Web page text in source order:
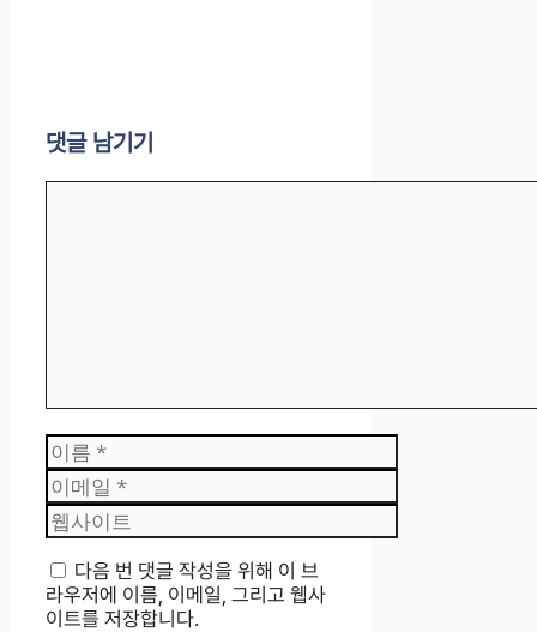
댓글 남기기
이
름
이
메
일
웹
사
이
트
다음 번 댓글 작성을 위해 이 브
라우저에 이름, 이메일, 그리고 웹사
이트를 저장합니다.